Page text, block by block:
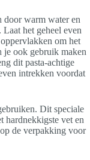
door warm water en
het geheel even
om het
ook gebruik maken
dit pasta-achtige
intrekken voordat
Dit speciale
hardnekkigste vet en
de verpakking voor